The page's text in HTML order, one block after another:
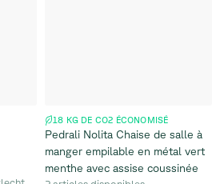
18 KG DE CO2 ÉCONOMISÉ
Pedrali Nolita Chaise de salle à
manger empilable en métal vert
menthe avec assise coussinée